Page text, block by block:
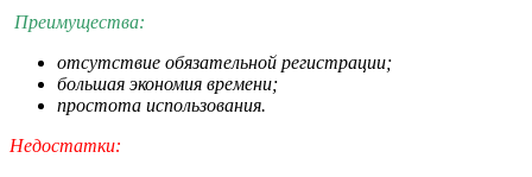
Преимущества:
отсутствие обязательной регистрации;
большая экономия времени;
простота использования.
Недостатки: